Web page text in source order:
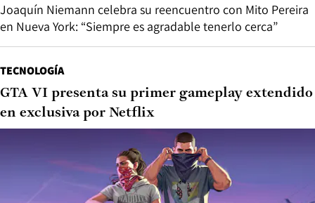
Joaquín Niemann celebra su reencuentro con Mito Pereira
en Nueva York: “Siempre es agradable tenerlo cerca”
TECNOLOGÍA
GTA VI presenta su primer gameplay extendido
en exclusiva por Netflix